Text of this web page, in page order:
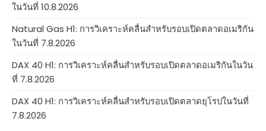
ในวันที่ 10.8.2026
Natural Gas H1: การวิเคราะห์คลื่นสำหรับรอบเปิดตลาดอเมริกัน
ในวันที่ 7.8.2026
DAX 40 H1: การวิเคราะห์คลื่นสำหรับรอบเปิดตลาดอเมริกันในวัน
ที่ 7.8.2026
DAX 40 H1: การวิเคราะห์คลื่นสำหรับรอบเปิดตลาดยุโรปในวันที่
7.8.2026